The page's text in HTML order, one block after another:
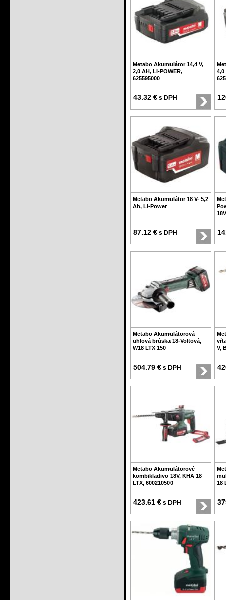
Metabo Akumulátor 14,4 V,
2,0 AH, LI-POWER,
625595000
43.32 € s DPH
4,0
Metabo Akumulátor 18 V- 5,2
Ah, Li-Power
87.12 € s DPH
Metabo Akumulátorová
uhlová brúska 18-Voltová,
W18 LTX 150
504.79 € s DPH
V,
Metabo Akumulátorové
kombikladivo 18V, KHA 18
LTX, 600210500
423.61 € s DPH
18